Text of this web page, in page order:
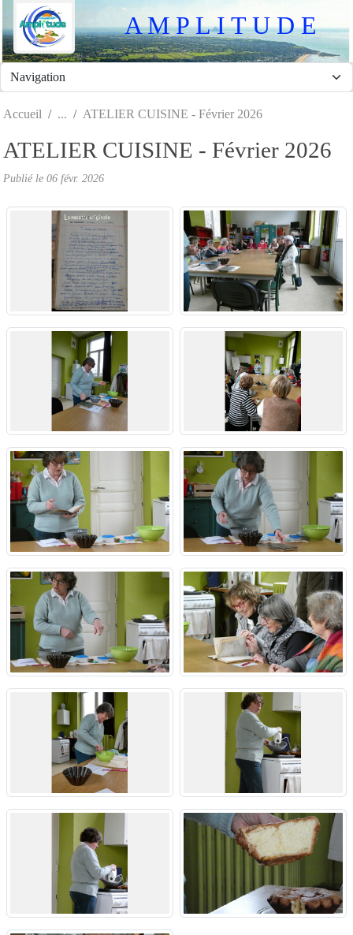
A M P L I T U D E
Accueil ATELIER CUISINE - Février 2026
ATELIER CUISINE - Février 2026
Publié le 06 févr. 2026
Panneau de gestion des cookies